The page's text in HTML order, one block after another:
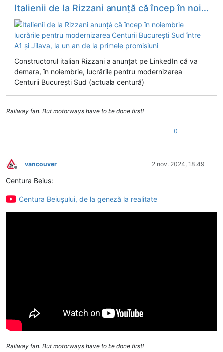
Italienii de la Rizzani anunță că încep în noiembrie lucrările pentru modernizarea Centurii București Sud între A1 și Jilava, la un an de la primele promisiuni
Constructorul italian Rizzani a anunțat pe LinkedIn că va
demara, în noiembrie, lucrările pentru modernizarea
Centurii București Sud (actuala centură)
Railway fan. But motorways have to be done first!
0
Deconectat
vancouver 2 nov. 2024, 18:49
Centura Beius:
Centura Beiușului, de la geneză la realitate
Railway fan. But motorways have to be done first!